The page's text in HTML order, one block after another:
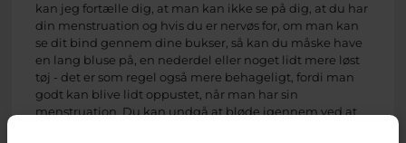
kan jeg fortælle dig, at man kan ikke se på dig, at du har
din menstruation og hvis du er nervøs for, om man kan
se dit bind gennem dine bukser, så kan du måske have
en lang bluse på, en nederdel eller noget lidt mere løst
tøj - det er som regel også mere behageligt, fordi man
godt kan blive lidt oppustet, når man har sin
menstruation. Du kan undgå at bløde igennem ved at